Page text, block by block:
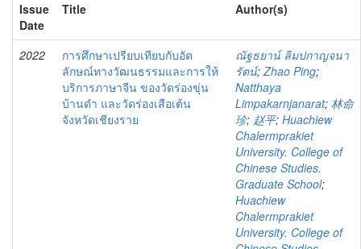
Issue
Date
Title Author(s)
2022
การศึกษาเปรียบเทียบกับอัต
ลักษณ์ทางวัฒนธรรมและการให้
บริการภาษาจีน ของวัดร่องขุ่น
บ้านดำ และวัดร่องเสือเต้น
จังหวัดเชียงราย
ณัฐธยาน์ ลิมปกาญจนา
รัตน์;Zhao Ping;
Natthaya
Limpakarnjanarat; 林命
珍; 赵平; Huachiew
Chalermprakiet
University. College of
Chinese Studies.
Graduate School;
Huachiew
Chalermprakiet
University. College of